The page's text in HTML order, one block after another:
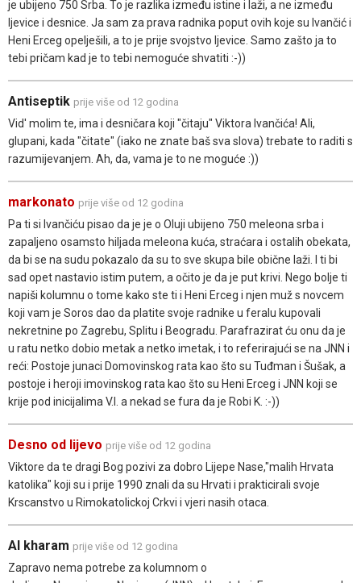
je ubijeno 750 Srba. To je razlika između istine i laži, a ne između
ljevice i desnice. Ja sam za prava radnika poput ovih koje su Ivančić i
Heni Erceg opelješili, a to je prije svojstvo ljevice. Samo zašto ja to
tebi pričam kad je to tebi nemoguće shvatiti :-))
Antiseptik prije više od 12 godina
Vid' molim te, ima i desničara koji "čitaju" Viktora Ivančića! Ali,
glupani, kada "čitate" (iako ne znate baš sva slova) trebate to raditi s
razumijevanjem. Ah, da, vama je to ne moguće :))
markonato prije više od 12 godina
Pa ti si Ivančiću pisao da je je o Oluji ubijeno 750 meleona srba i
zapaljeno osamsto hiljada meleona kuća, straćara i ostalih obekata,
da bi se na sudu pokazalo da su to sve skupa bile obične laži. I ti bi
sad opet nastavio istim putem, a očito je da je put krivi. Nego bolje ti
napiši kolumnu o tome kako ste ti i Heni Erceg i njen muž s novcem
koji vam je Soros dao da platite svoje radnike u feralu kupovali
nekretnine po Zagrebu, Splitu i Beogradu. Parafrazirat ću onu da je
u ratu netko dobio metak a netko imetak, i to referirajući se na JNN i
reći: Postoje junaci Domovinskog rata kao što su Tuđman i Šušak, a
postoje i heroji imovinskog rata kao što su Heni Erceg i JNN koji se
krije pod inicijalima V.I. a nekad se fura da je Robi K. :-))
Desno od lijevo prije više od 12 godina
Viktore da te dragi Bog pozivi za dobro Lijepe Nase,"malih Hrvata
katolika" koji su i prije 1990 znali da su Hrvati i prakticirali svoje
Krscanstvo u Rimokatolickoj Crkvi i vjeri nasih otaca.
Al kharam prije više od 12 godina
Zapravo nema potrebe za kolumnom o